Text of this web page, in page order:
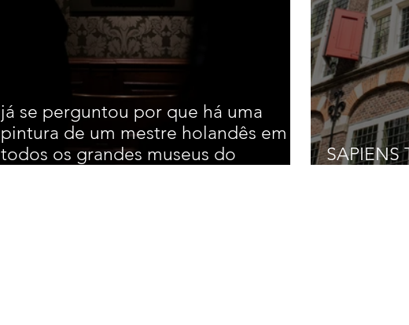
já se perguntou por que há uma
pintura de um mestre holandês em
todos os grandes museus do
SAPIENS